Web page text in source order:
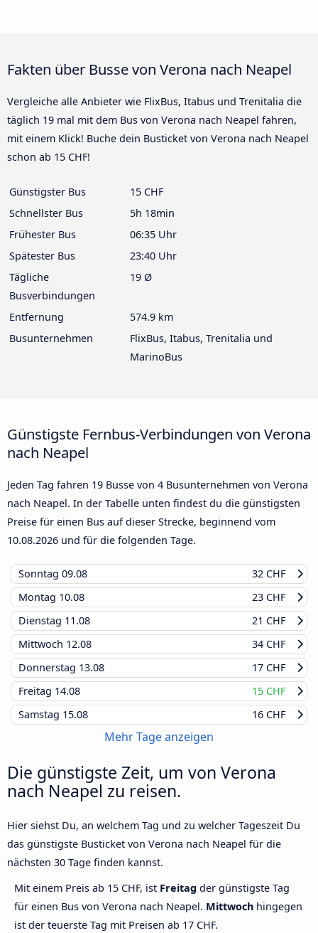
Fakten über Busse von Verona nach Neapel
Vergleiche alle Anbieter wie FlixBus, Itabus und Trenitalia die
täglich 19 mal mit dem Bus von Verona nach Neapel fahren,
mit einem Klick! Buche dein Busticket von Verona nach Neapel
schon ab 15 CHF!
Günstigster Bus
15 CHF
Schnellster Bus
5h 18min
Frühester Bus
06:35 Uhr
Spätester Bus
23:40 Uhr
Tägliche
Busverbindungen
19 Ø
Entfernung
574.9 km
Busunternehmen
FlixBus, Itabus, Trenitalia und
MarinoBus
Günstigste Fernbus-Verbindungen von Verona
nach Neapel
Jeden Tag fahren 19 Busse von 4 Busunternehmen von Verona
nach Neapel. In der Tabelle unten findest du die günstigsten
Preise für einen Bus auf dieser Strecke, beginnend vom
10.08.2026 und für die folgenden Tage.
Sonntag 09.08
32 CHF
Montag 10.08
23 CHF
Dienstag 11.08
21 CHF
Mittwoch 12.08
34 CHF
Donnerstag 13.08
17 CHF
Freitag 14.08
15 CHF
Samstag 15.08 16 CHF
Mehr Tage anzeigen
Die günstigste Zeit, um von Verona
nach Neapel zu reisen.
Hier siehst Du, an welchem Tag und zu welcher Tageszeit Du
das günstigste Busticket von Verona nach Neapel für die
nächsten 30 Tage finden kannst.
Mit einem Preis ab 15 CHF, ist Freitag der günstigste Tag
für einen Bus von Verona nach Neapel. Mittwoch hingegen
ist der teuerste Tag mit Preisen ab 17 CHF.